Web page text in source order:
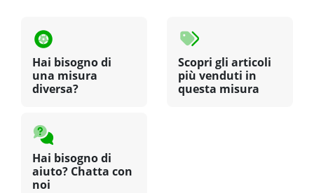
Hai bisogno di
una misura
diversa?
Scopri gli articoli
più venduti in
questa misura
Hai bisogno di
aiuto? Chatta con
noi